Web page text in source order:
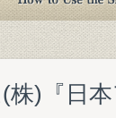
)『日